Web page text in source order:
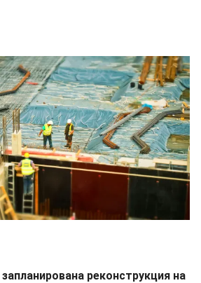
реконструкция на